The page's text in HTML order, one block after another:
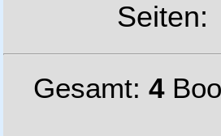
Gesamt: 4